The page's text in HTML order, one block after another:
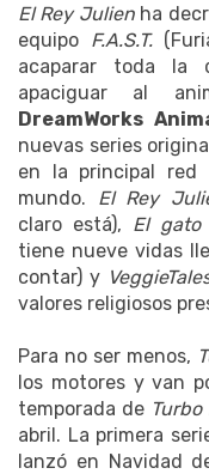
El Rey Julienha
equipo F.A.S.T.
acaparar toda la
apaciguar al
DreamWorks
nuevas series
en la principal red
mundo. El Rey
claro está), El
tiene nueve vidas
contar) y
valores religiosos
Para no ser menos,
los motores y van
temporada de Turbo
abril. La primera
lanzó en Navidad